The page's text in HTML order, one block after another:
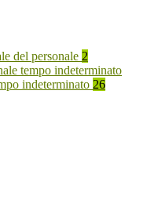
del personale 2
tempo indeterminato
indeterminato 26